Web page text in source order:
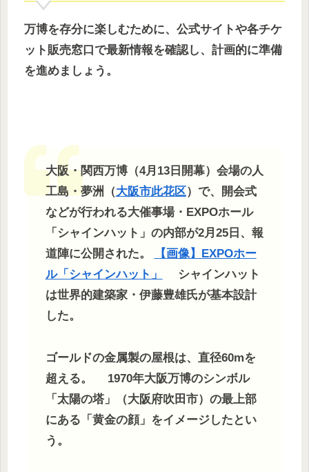
万博を存分に楽しむために、公式サイトや各チケ
ット販売窓口で最新情報を確認し、計画的に準備
を進めましょう。
大阪・関西万博（4月13日開幕）会場の人
工島・夢洲（大阪市此花区）で、開会式
などが行われる大催事場・EXPOホール
「シャインハット」の内部が2月25日、報
道陣に公開された。
【画像】EXPOホー
ル「シャインハット」
シャインハット
は世界的建築家・伊藤豊雄氏が基本設計
した。
ゴールドの金属製の屋根は、直径60mを
超える。 1970年大阪万博のシンボル
「太陽の塔」（大阪府吹田市）の最上部
にある「黄金の顔」をイメージしたとい
う。